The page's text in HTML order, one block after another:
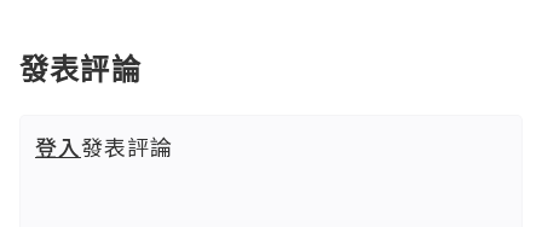
發表評論
登入發表評論